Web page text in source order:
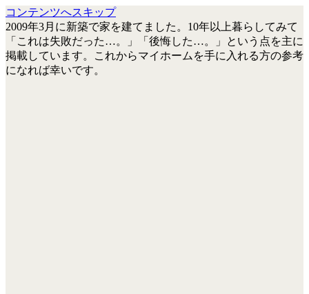
コンテンツへスキップ
2009年3月に新築で家を建てました。10年以上暮らしてみて
「これは失敗だった…。」「後悔した…。」という点を主に
掲載しています。これからマイホームを手に入れる方の参考
になれば幸いです。